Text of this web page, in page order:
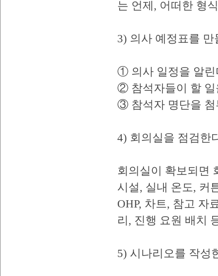
는 언제, 어떠한 형
3) 의사 예정표를
① 의사 일정을 알린
② 참석자들이 할 일
③ 참석자 명단을 첨
4) 회의실을 점검한
회의실이 확보되면
시설, 실내 온도, 커
OHP, 차트, 참고 자
리, 진행 요원 배치
5) 시나리오를 작성